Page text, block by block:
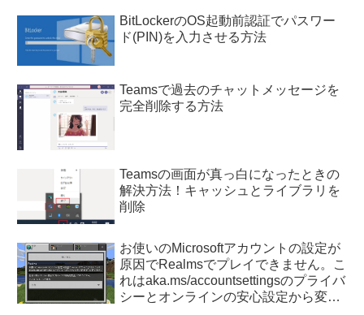
BitLockerのOS起動前認証でパスワー
ド(PIN)を入力させる方法
Teamsで過去のチャットメッセージを
完全削除する方法
Teamsの画面が真っ白になったときの
解決方法！キャッシュとライブラリを
削除
お使いのMicrosoftアカウントの設定が
原因でRealmsでプレイできません。こ
れはaka.ms/accountsettingsのプライバ
シーとオンラインの安心設定から変更